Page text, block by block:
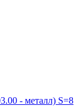
- металл) S=8